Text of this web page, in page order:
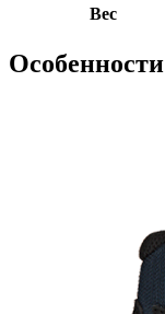
Вес
Особенности